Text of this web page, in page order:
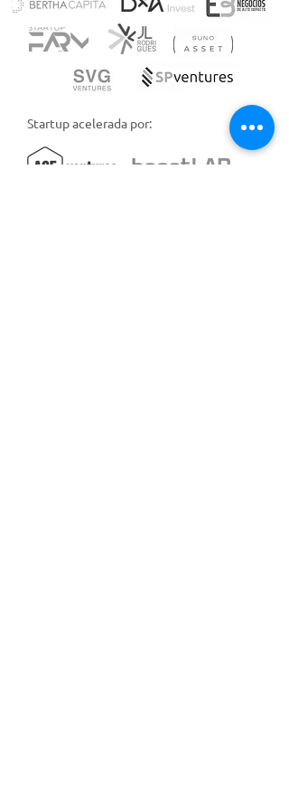
Startup acelerada por: